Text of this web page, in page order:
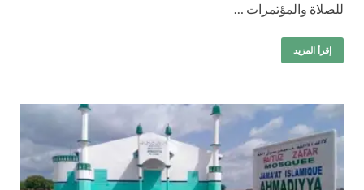
للصلاة والمؤتمرات …
إقرأ المزيد